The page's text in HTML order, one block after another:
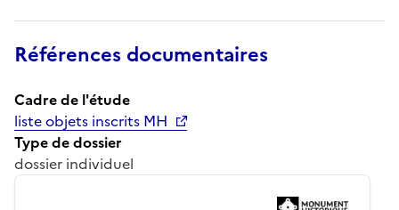
Références documentaires
Cadre de l'étude
liste objets inscrits MH
Type de dossier
dossier individuel